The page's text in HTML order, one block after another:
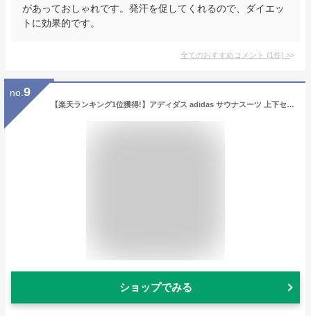
があっておしゃれです。発汗を促してくれるので、ダイエッ
トに効果的です。
全てのおすすめコメント (1件) >
no. 9
【楽天ランキング1位獲得!】アディダス adidas サウナスーツ 上下セット メンズ レディース SAUNA SUIT 減量 ダイエット 発汗 撥水 プルオーバー ロングパンツ セットアップ 上下組 トレーニングウェア adiSS01-V2
ショップでみる